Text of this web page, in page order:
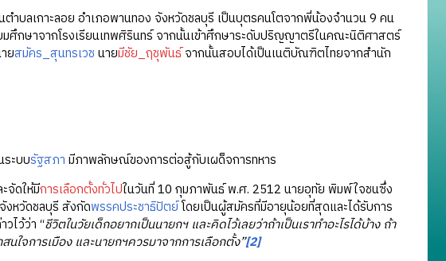
เกาะลอย อำเภอพานทอง จังหวัดชลบุรี เป็นบุตรคนโตจากพี่น้องจำนวน 9 คน
กษาจากโรงเรียนเทพศิรินทร์ จากนั้นเข้าศึกษาระดับปริญญาตรีในคณะนิติศาสตร์
ยสมัคร_สุนทรเวช นายมีชัย_ฤชุพันธ์จากนั้นสอบได้เป็นเนติบัณฑิตไทยจากสำนัก
ระบบรัฐสภา มีภาพลักษณ์ของการต่อสู้กับเผด็จการทหาร
จัดให้มีการเลือกตั้งทั่วไปในวันที่ 10 กุมภาพันธ์ พ.ศ. 2512 นายอุทัย พิมพ์ใจชนซึ่ง
งหวัดชลบุรี สังกัดพรรคประชาธิปัตย์โดยเป็นผู้สมัครที่มีอายุน้อยที่สุดและได้รับการ
ไว้ว่า “ชีวิตในวัยเด็กอยากเป็นนายกฯ และคิดไว้เลยว่าถ้าเป็นเราทำอะไรได้บ้าง ถ้า
ใจการเมือง และนายกฯควรมาจากการเลือกตั้ง”[2]